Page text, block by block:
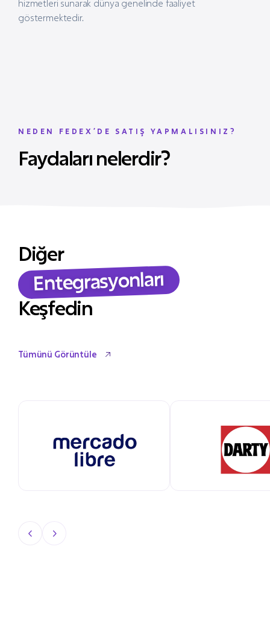
NEDEN FEDEX’DE SATIŞ YAPMALISINIZ?
Faydaları nelerdir?
hizmetleri sunarak dünya genelinde faaliyet
göstermektedir.
Diğer
Entegrasyonları
Keşfedin
Tümünü Görüntüle